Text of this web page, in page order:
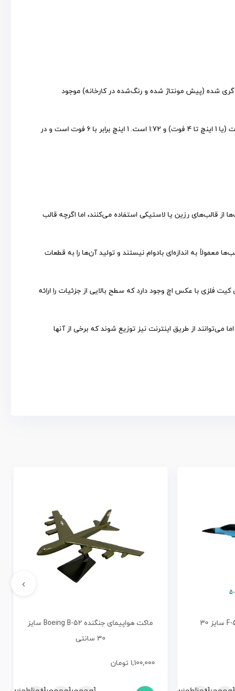
عمدتاً در مقیاس‌های 1:144، 1:72، 1:48، 1:32 و 1:24 با مدل‌های فلزی ریخته‌گری شده (پیش مونتاژ شده و رنگ‌شده در کارخانه) موجود
این مقیاس ها تصادفی نیستند، اما معمولاً بر اساس تقسیمات امپراتوری یا متریک هستند. به عنوان مثال، مقیاس 1:48 1/4 اینچ به 1 فوت (یا 1 اینچ تا 4 فوت) و 1:72 است. 1 اینچ برابر با 6 فوت است و در
قالب‌های رزین یا لاستیکی استفاده می‌کنند، اما اگرچه قالب
به اندازه‌ای بادوام نیستند و تولید آن‌ها را به قطعات
فلزی با عکس اچ وجود دارد که سطح بالایی از جزئیات را ارائه
از طریق اینترنت نیز توزیع شوند که برخی از آنها
ماکت هواپیمای جنگنده F-5 سایز 30
ماکت هواپیمای جنگنده Boeing B-52 سایز
30 سانتی
1,100,000 تومان
›